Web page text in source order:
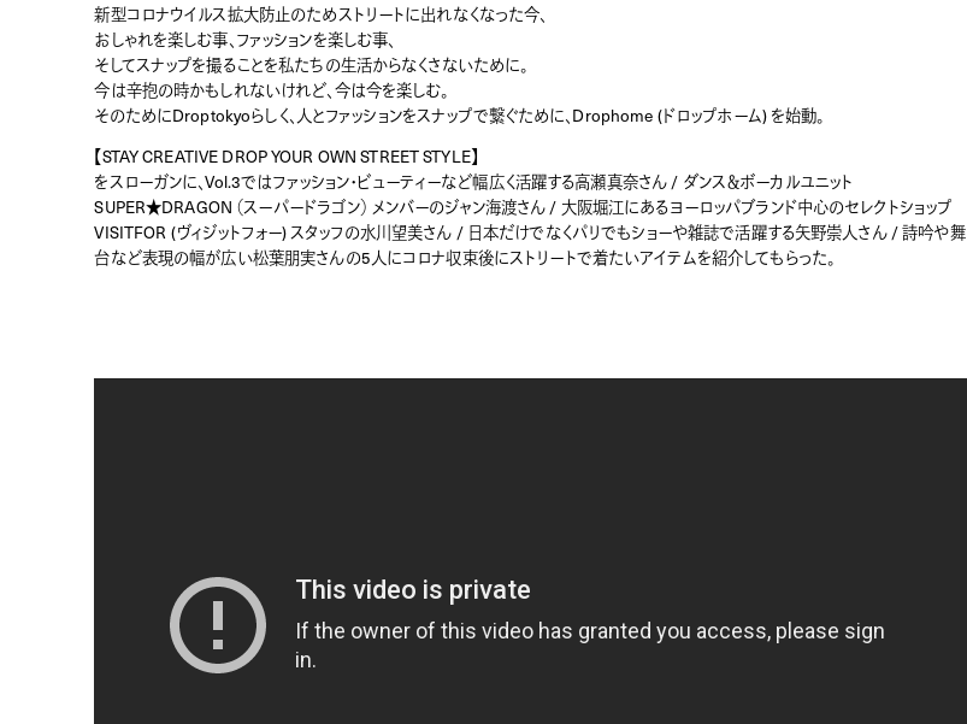
新型コロナウイルス拡大防止のためストリートに出れなくなった今、
おしゃれを楽しむ事、ファッションを楽しむ事、
そしてスナップを撮ることを私たちの生活からなくさないために。
今は辛抱の時かもしれないけれど、今は今を楽しむ。
そのためにDroptokyoらしく、人とファッションをスナップで繋ぐために、Drophome (ドロップホーム) を始動。
【STAY CREATIVE DROP YOUR OWN STREET STYLE】
をスローガンに、Vol.3ではファッション・ビューティーなど幅広く活躍する高瀬真奈さん / ダンス＆ボーカルユニット
SUPER★DRAGON （スーパードラゴン） メンバーのジャン海渡さん / 大阪堀江にあるヨーロッパブランド中心のセレクトショップ
VISITFOR (ヴィジットフォー) スタッフの水川望美さん / 日本だけでなくパリでもショーや雑誌で活躍する矢野崇人さん / 詩吟や舞
台など表現の幅が広い松葉朋実さんの5人にコロナ収束後にストリートで着たいアイテムを紹介してもらった。